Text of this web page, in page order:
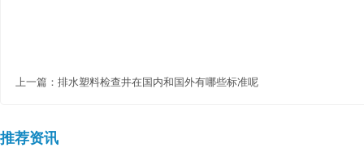
上一篇： 排水塑料检查井在国内和国外有哪些标准呢
推荐资讯